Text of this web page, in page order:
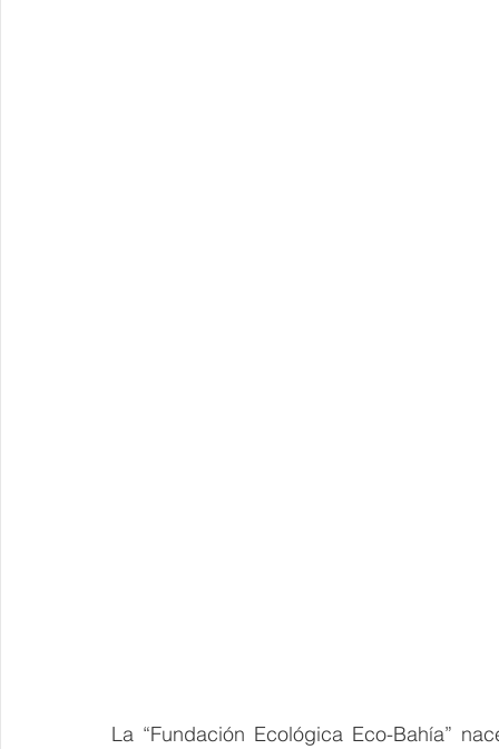
La “Fundación Ecológica Eco-Bahía”